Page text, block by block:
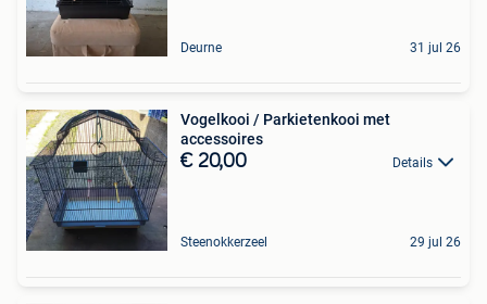
Deurne 31 jul 26
Vogelkooi / Parkietenkooi met
accessoires
€ 20,00 Details
Steenokkerzeel 29 jul 26